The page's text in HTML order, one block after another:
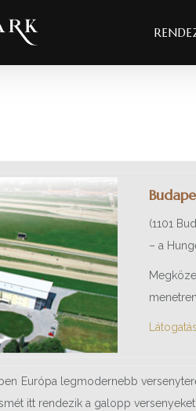
(1101
– a
Európa legmodernebb
itt rendezik a galopp